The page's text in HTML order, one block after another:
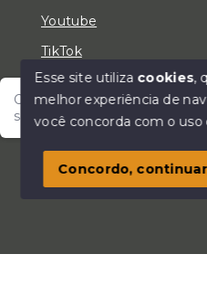
Olá! Fale com um de nossos
seu lar!
Youtube
TikTok
© Copyright 2026 - LC
SITE PARA IMOBILIARIA
Esse site utiliza cookies,
melhor experiência de
você concorda com o uso
Concordo, continuar